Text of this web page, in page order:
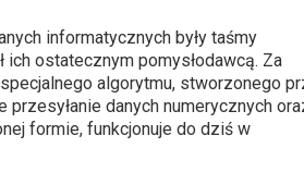
informatycznych były taśmy
ostatecznym pomysłodawcą. Za
algorytmu, stworzonego
przesyłanie danych numerycznych
formie, funkcjonuje do dziś w